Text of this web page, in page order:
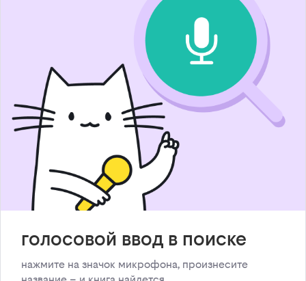
голосовой ввод в поиске
нажмите на значок микрофона, произнесите